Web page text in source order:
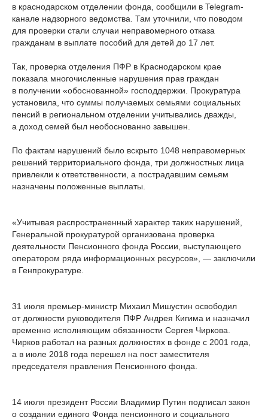
в краснодарском отделении фонда, сообщили в Telegram-
канале надзорного ведомства. Там уточнили, что поводом
для проверки стали случаи неправомерного отказа
гражданам в выплате пособий для детей до 17 лет.
Так, проверка отделения ПФР в Краснодарском крае
показала многочисленные нарушения прав граждан
в получении «обоснованной» господдержки. Прокуратура
установила, что суммы получаемых семьями социальных
пенсий в региональном отделении учитывались дважды,
а доход семей был необоснованно завышен.
По фактам нарушений было вскрыто 1048 неправомерных
решений территориального фонда, три должностных лица
привлекли к ответственности, а пострадавшим семьям
назначены положенные выплаты.
«Учитывая распространенный характер таких нарушений,
Генеральной прокуратурой организована проверка
деятельности Пенсионного фонда России, выступающего
оператором ряда информационных ресурсов», — заключили
в Генпрокуратуре.
31 июля премьер-министр Михаил Мишустин освободил
от должности руководителя ПФР Андрея Кигима и назначил
временно исполняющим обязанности Сергея Чиркова.
Чирков работал на разных должностях в фонде с 2001 года,
а в июле 2018 года перешел на пост заместителя
председателя правления Пенсионного фонда.
14 июля президент России Владимир Путин подписал закон
о создании единого Фонда пенсионного и социального